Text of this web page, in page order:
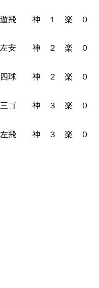
遊飛 神 １ 楽 ０
左安 神 ２ 楽 ０
四球 神 ２ 楽 ０
ゴ 神 ３ 楽 ０
左飛 神 ３ 楽 ０